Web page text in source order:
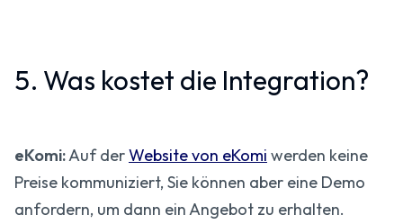
5. Was kostet die Integration?
eKomi:Auf derWebsite von eKomi werden keine
Preise kommuniziert, Sie können aber eine Demo
anfordern, um dann ein Angebot zu erhalten.